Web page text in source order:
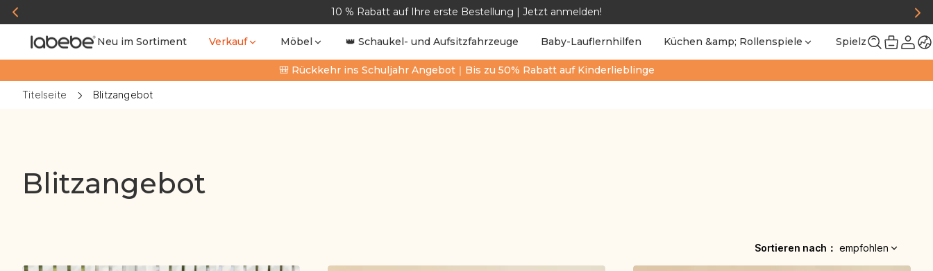
10 % Rabatt auf Ihre erste Bestellung | Jetzt anmelden!
Neu im Sortiment Verkauf Möbel 👑 Schaukel- und Aufsitzfahrzeuge Baby-Lauflernhilfen Küchen &amp; Rollenspiele Spielzeug
🎒 Rückkehr ins Schuljahr Angebot｜Bis zu 50% Rabatt auf Kinderlieblinge
Titelseite Blitzangebot
Blitzangebot
Sortieren nach ： empfohlen